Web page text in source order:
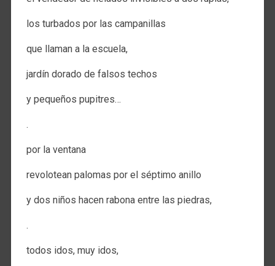
los turbados por las campanillas
que llaman a la escuela,
jardín dorado de falsos techos
y pequeños pupitres…
.
por la ventana
revolotean palomas por el séptimo anillo
y dos niños hacen rabona entre las piedras,
.
todos idos, muy idos,